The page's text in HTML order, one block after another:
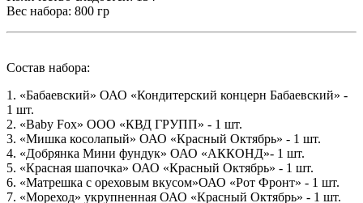
Вес набора: 800 гр
Состав набора:
1. «Бабаевский» ОАО «Кондитерский концерн Бабаевский» -
1 шт.
2. «Baby Fox» ООО «КВД ГРУПП» - 1 шт.
3. «Мишка косолапый» ОАО «Красный Октябрь» - 1 шт.
4. «Добрянка Мини фундук» ОАО «АККОНД»- 1 шт.
5. «Красная шапочка» ОАО «Красный Октябрь» - 1 шт.
6. «Матрешка с ореховым вкусом»ОАО «Рот Фронт» - 1 шт.
7. «Мореход» укрупненная ОАО «Красный Октябрь» - 1 шт.